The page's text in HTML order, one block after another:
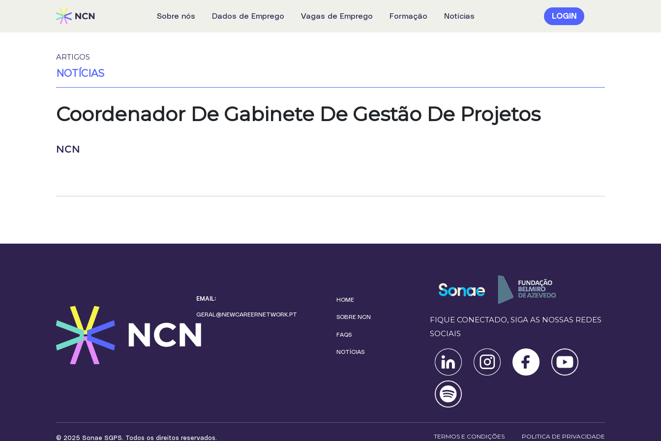
Sobre nós Dados de Emprego Vagas de Emprego Formação Notícias LOGIN
ARTIGOS
NOTÍCIAS
Coordenador De Gabinete De Gestão De Projetos
NCN
EMAIL:
GERAL@NEWCAREERNETWORK.PT
HOME
SOBRE NCN
FAQS
NOTÍCIAS
FIQUE CONECTADO, SIGA AS NOSSAS REDES
SOCIAIS
© 2025 Sonae SGPS. Todos os direitos reservados. TERMOS E CONDIÇÕES POLITICA DE PRIVACIDADE